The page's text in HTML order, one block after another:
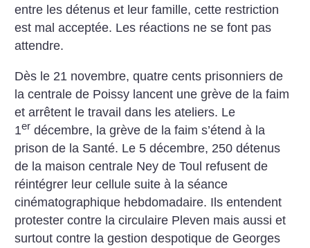
entre les détenus et leur famille, cette restriction
est mal acceptée. Les réactions ne se font pas
attendre.
Dès le 21 novembre, quatre cents prisonniers de
la centrale de Poissy lancent une grève de la faim
et arrêtent le travail dans les ateliers. Le
1er décembre, la grève de la faim s’étend à la
prison de la Santé. Le 5 décembre, 250 détenus
de la maison centrale Ney de Toul refusent de
réintégrer leur cellule suite à la séance
cinématographique hebdomadaire. Ils entendent
protester contre la circulaire Pleven mais aussi et
surtout contre la gestion despotique de Georges